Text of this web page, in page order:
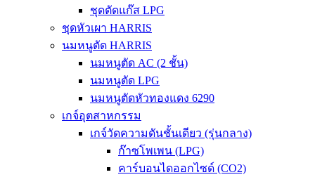
ชุดตัดแก๊ส LPG
ชุดหัวเผา HARRIS
นมหนูตัด HARRIS
นมหนูตัด AC (2 ชั้น)
นมหนูตัด LPG
นมหนูตัดหัวทองแดง 6290
เกจ์อุตสาหกรรม
เกจ์วัดความดันชั้นเดียว (รุ่นกลาง)
ก๊าซโพเพน (LPG)
คาร์บอนไดออกไซด์ (CO2)